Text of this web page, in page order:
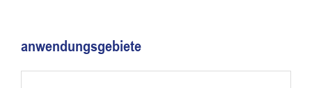
anwendungsgebiete